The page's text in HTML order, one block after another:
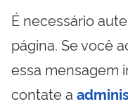
É necessário
página. Se você
essa mensagem
contate a